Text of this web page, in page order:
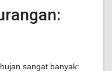
sangat banyak: